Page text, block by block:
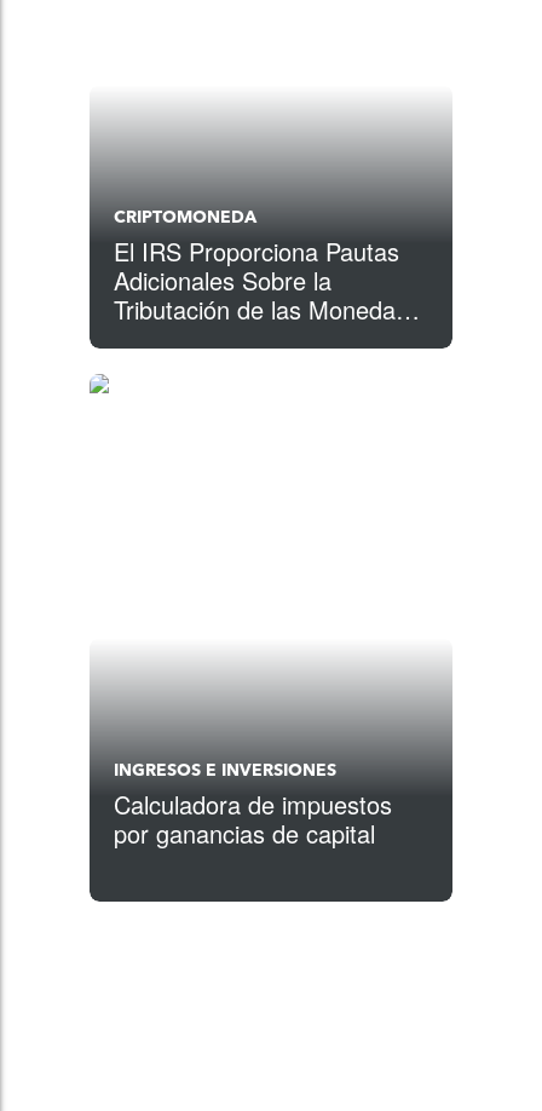
CRIPTOMONEDA
El IRS Proporciona Pautas
Adicionales Sobre la
Tributación de las Monedas
INGRESOS E INVERSIONES
Calculadora de impuestos
por ganancias de capital